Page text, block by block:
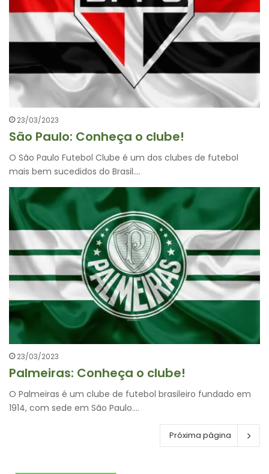
23/03/2023
São Paulo: Conheça o clube!
O São Paulo Futebol Clube é um dos clubes de futebol
mais bem sucedidos do Brasil.…
23/03/2023
Palmeiras: Conheça o clube!
O Palmeiras é um clube de futebol brasileiro fundado em
1914, com sede em São Paulo.…
Próxima página